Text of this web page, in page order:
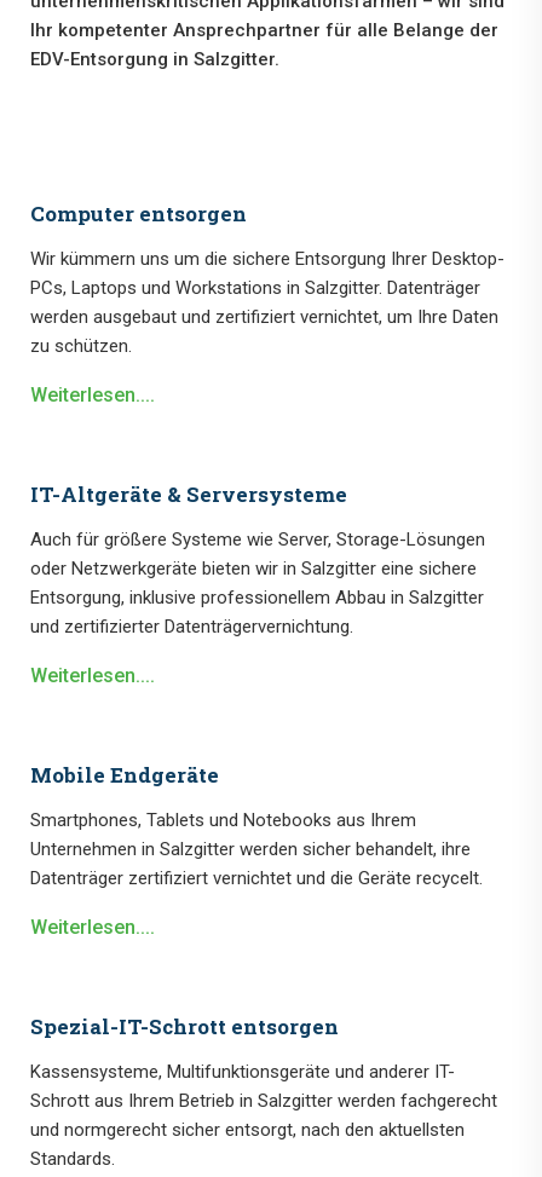
Ihr kompetenter Ansprechpartner für alle Belange der
EDV-Entsorgung in Salzgitter.
Computer entsorgen
Wir kümmern uns um die sichere Entsorgung Ihrer Desktop-
PCs, Laptops und Workstations in Salzgitter. Datenträger
werden ausgebaut und zertifiziert vernichtet, um Ihre Daten
zu schützen.
Weiterlesen....
IT-Altgeräte & Serversysteme
Auch für größere Systeme wie Server, Storage-Lösungen
oder Netzwerkgeräte bieten wir in Salzgitter eine sichere
Entsorgung, inklusive professionellem Abbau in Salzgitter
und zertifizierter Datenträgervernichtung.
Weiterlesen....
Mobile Endgeräte
Smartphones, Tablets und Notebooks aus Ihrem
Unternehmen in Salzgitter werden sicher behandelt, ihre
Datenträger zertifiziert vernichtet und die Geräte recycelt.
Weiterlesen....
Spezial-IT-Schrott entsorgen
Kassensysteme, Multifunktionsgeräte und anderer IT-
Schrott aus Ihrem Betrieb in Salzgitter werden fachgerecht
und normgerecht sicher entsorgt, nach den aktuellsten
Standards.